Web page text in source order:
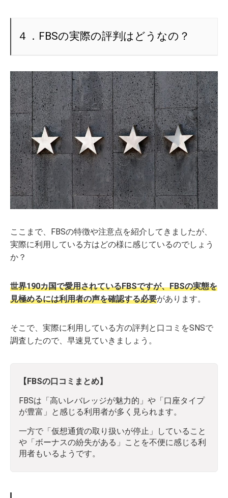
４．FBSの実際の評判はどうなの？
ここまで、FBSの特徴や注意点を紹介してきましたが、
実際に利用している方はどの様に感じているのでしょう
か？
世界190カ国で愛用されているFBSですが、FBSの実態を
見極めるには利用者の声を確認する必要があります。
そこで、実際に利用している方の評判と口コミをSNSで
調査したので、早速見ていきましょう。
【FBSの口コミまとめ】
FBSは「高いレバレッジが魅力的」や「口座タイプ
が豊富」と感じる利用者が多く見られます。
一方で「仮想通貨の取り扱いが停止」していること
や「ボーナスの紛失がある」ことを不便に感じる利
用者もいるようです。